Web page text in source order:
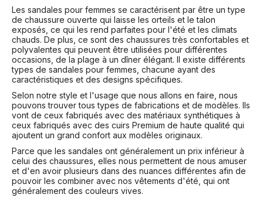
Les sandales pour femmes se caractérisent par être un type
de chaussure ouverte qui laisse les orteils et le talon
exposés, ce qui les rend parfaites pour l'été et les climats
chauds. De plus, ce sont des chaussures très confortables et
polyvalentes qui peuvent être utilisées pour différentes
occasions, de la plage à un dîner élégant. Il existe différents
types de sandales pour femmes, chacune ayant des
caractéristiques et des designs spécifiques.
Selon notre style et l'usage que nous allons en faire, nous
pouvons trouver tous types de fabrications et de modèles. Ils
vont de ceux fabriqués avec des matériaux synthétiques à
ceux fabriqués avec des cuirs Premium de haute qualité qui
ajoutent un grand confort aux modèles originaux.
Parce que les sandales ont généralement un prix inférieur à
celui des chaussures, elles nous permettent de nous amuser
et d'en avoir plusieurs dans des nuances différentes afin de
pouvoir les combiner avec nos vêtements d'été, qui ont
généralement des couleurs vives.